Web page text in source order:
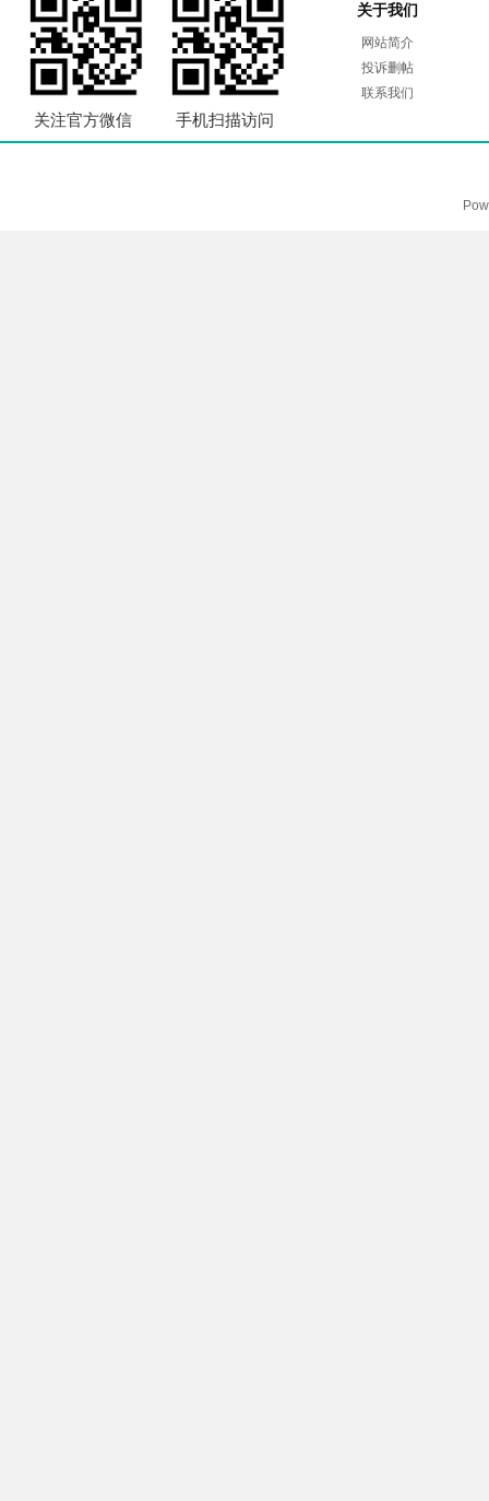
关注官方微信 手机扫描访问
关于我们
网站简介
投诉删帖
联系我们